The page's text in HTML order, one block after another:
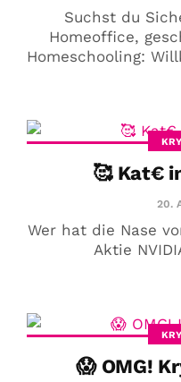
Suchst du
Homeoffice,
Homeschooling:
🥰 Kat€
20.
Wer hat die Nase
Aktie
😱 OMG!